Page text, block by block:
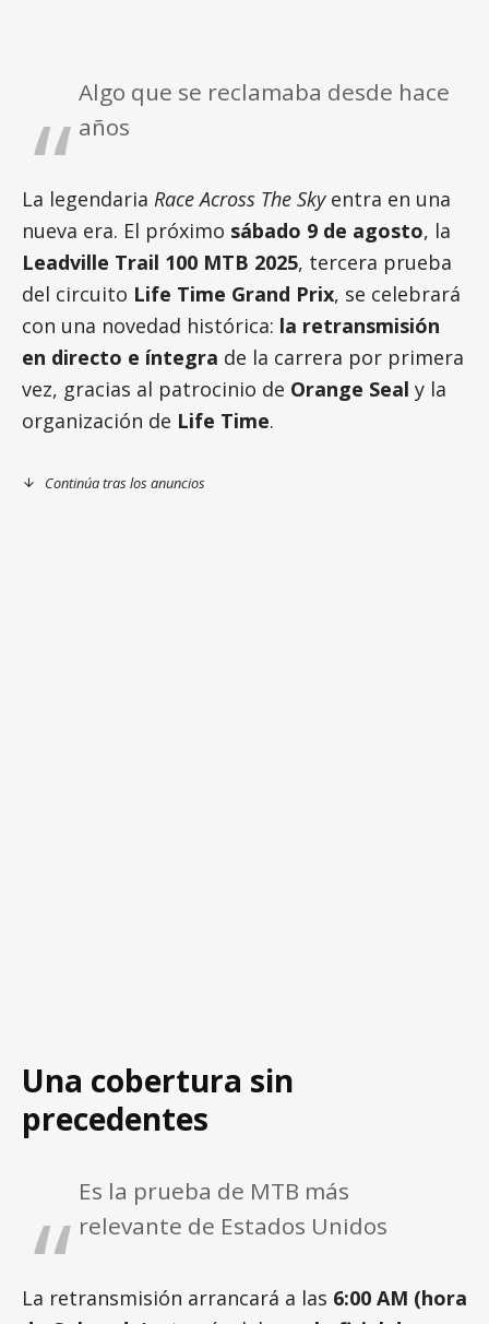
Algo que se reclamaba desde hace
años
La legendaria Race Across The Skyentra en una
nueva era. El próximo sábado 9 de agosto, la
Leadville Trail 100 MTB 2025, tercera prueba
del circuito Life Time Grand Prix, se celebrará
con una novedad histórica: la retransmisión
en directo e íntegra de la carrera por primera
vez, gracias al patrocinio de Orange Seal y la
organización de Life Time.
Continúa tras los anuncios
Una cobertura sin
precedentes
Es la prueba de MTB más
relevante de Estados Unidos
La retransmisión arrancará a las 6:00 AM (hora